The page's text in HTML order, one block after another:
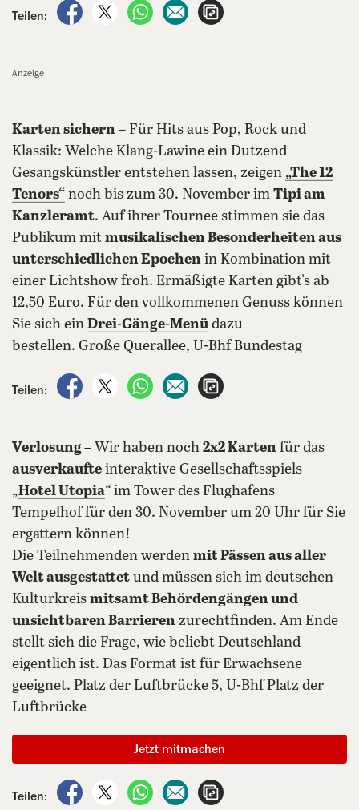
Teilen:
auf Facebook teilen
auf X teilenper WhatsApp teilen
per E-Mail teilen
Anzeige
Karten sichern – Für Hits aus Pop, Rock und
Klassik: Welche Klang-Lawine ein Dutzend
Gesangskünstler entstehen lassen, zeigen „The 12
Tenors“ noch bis zum 30. November im Tipi am
Kanzleramt. Auf ihrer Tournee stimmen sie das
Publikum mit musikalischen Besonderheiten aus
unterschiedlichen Epochen in Kombination mit
einer Lichtshow froh. Ermäßigte Karten gibt's ab
12,50 Euro. Für den vollkommenen Genuss können
Sie sich ein Drei-Gänge-Menü dazu
bestellen. Große Querallee, U-Bhf Bundestag
Teilen:
auf Facebook teilen
auf X teilenper WhatsApp teilen
per E-Mail teilen
Verlosung– Wir haben noch 2x2 Karten für das
ausverkaufte interaktive Gesellschaftsspiels
„Hotel Utopia“ im Tower des Flughafens
Tempelhof für den 30. November um 20 Uhr für Sie
ergattern können!
Die Teilnehmenden werden mit Pässen aus aller
Welt ausgestattet und müssen sich im deutschen
Kulturkreis mitsamt Behördengängen und
unsichtbaren Barrieren zurechtfinden. Am Ende
stellt sich die Frage, wie beliebt Deutschland
eigentlich ist. Das Format ist für Erwachsene
geeignet. Platz der Luftbrücke 5, U-Bhf Platz der
Luftbrücke
Teilen:
auf Facebook teilen
auf X teilenper WhatsApp teilen
per E-Mail teilen
Jetzt mitmachen